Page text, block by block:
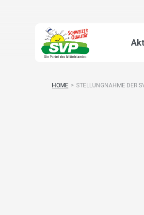
HOME > STELLUNGNAHME DER